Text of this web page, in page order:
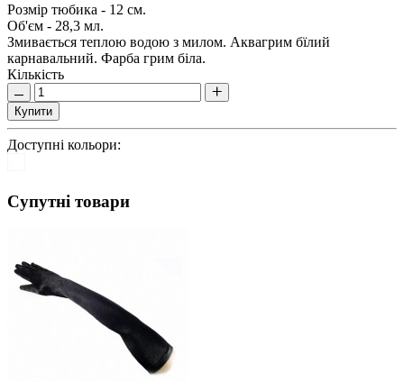
Розмір тюбика - 12 см.
Об'єм - 28,3 мл.
Змивається теплою водою з милом. Аквагрим бїлий
карнавальний. Фарба грим біла.
Кількість
Купити
Доступні кольори:
Супутні товари